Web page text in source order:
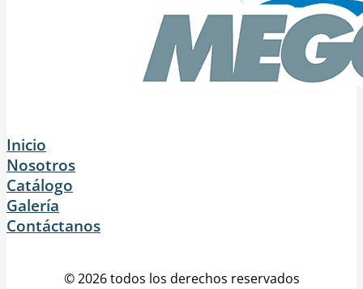
Inicio
Nosotros
Catálogo
Galería
Contáctanos
© 2026 todos los derechos reservados